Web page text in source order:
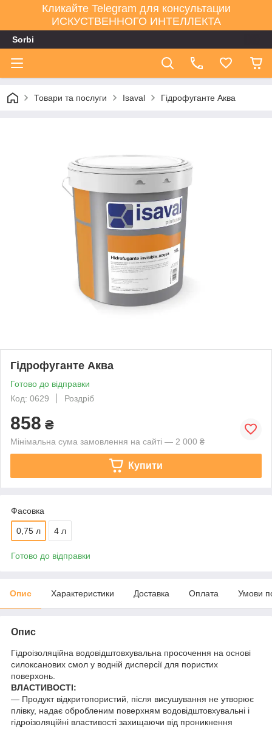
Кликайте Telegram для консультации
ИСКУСТВЕННОГО ИНТЕЛЛЕКТА
Sorbi
Товари та послуги Isaval Гідрофуганте Аква
Гідрофуганте Аква
Готово до відправки
Код: 0629
Роздріб
858 ₴
Мінімальна сума замовлення на сайті — 2 000 ₴
Купити
Фасовка
0,75 л 4 л
Готово до відправки
Опис Характеристики Доставка Оплата Умови
Опис
Гідроізоляційна водовідштовхувальна просочення на основі
силоксанових смол у водній дисперсії для пористих
поверхонь.
ВЛАСТИВОСТІ:
— Продукт відкритопористий, після висушування не утворює
плівку, надає обробленим поверхням водовідштовхувальні і
гідроізоляційні властивості захищаючи від проникнення